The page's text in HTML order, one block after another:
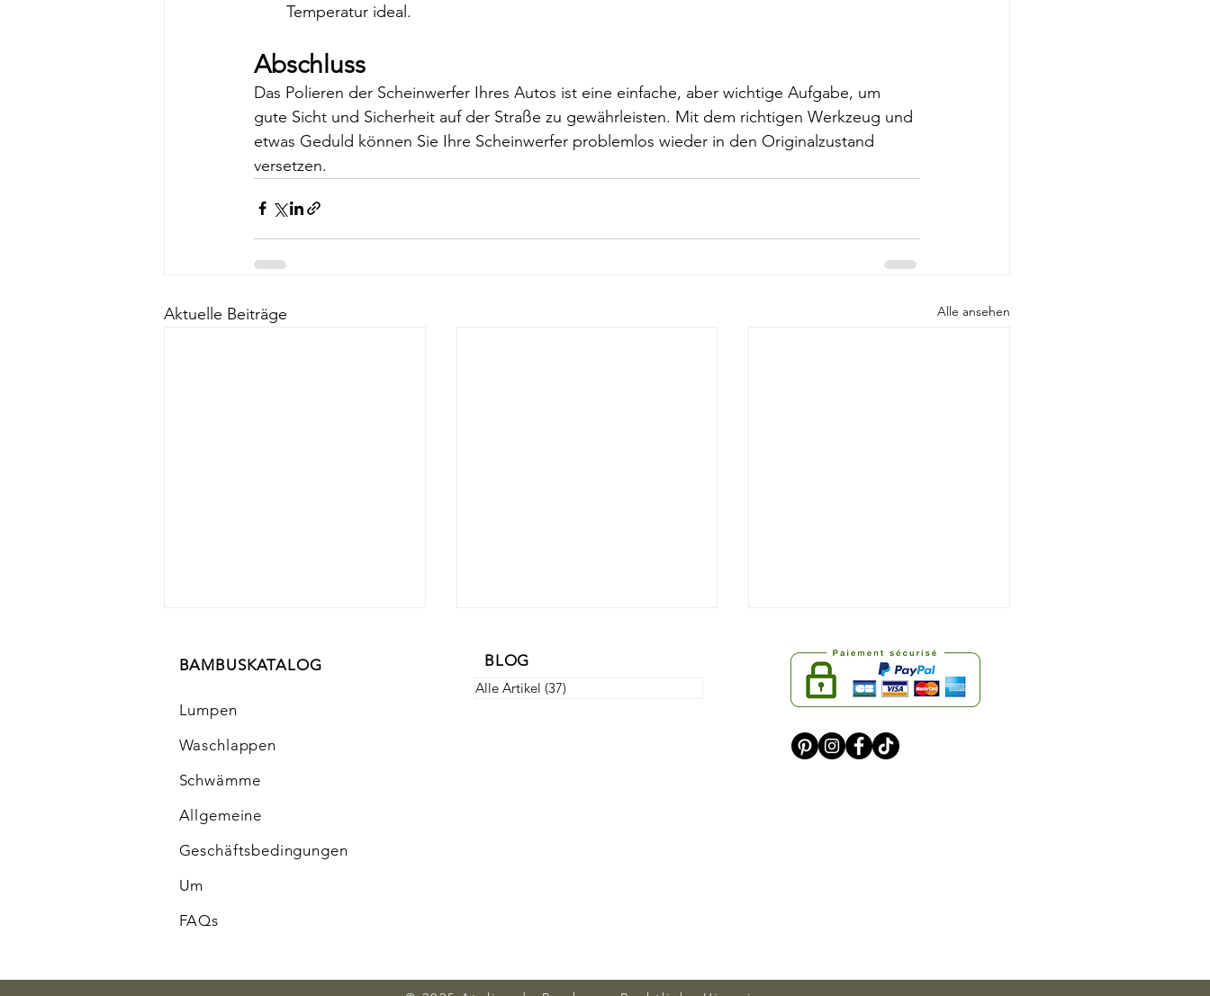
Temperatur ideal.
Abschluss
Das Polieren der Scheinwerfer Ihres Autos ist eine einfache, aber wichtige Aufgabe, um
gute Sicht und Sicherheit auf der Straße zu gewährleisten. Mit dem richtigen Werkzeug und
etwas Geduld können Sie Ihre Scheinwerfer problemlos wieder in den Originalzustand
versetzen.
Aktuelle Beiträge Alle ansehen
Kann man einen
Fernsehbildschirm mit
Fensterreiniger reinigen?
BAMBUSKATALOG
Lumpen
Waschlappen
Schwämme
Allgemeine
Geschäftsbedingungen
Um
FAQs
BLOG
Alle Artikel (37)